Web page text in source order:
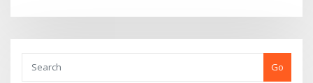
Go